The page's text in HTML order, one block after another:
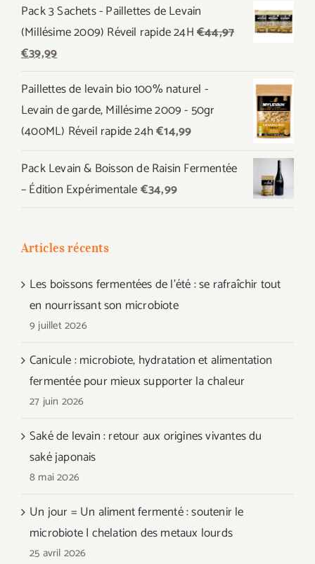
Pack 3 Sachets - Paillettes de Levain
(Millésime 2009) Réveil rapide 24H€44,97
Le
initial
était :
€44,97.
€39,99Le
actuel
est :
€39,99.
Paillettes de levain bio 100% naturel -
Levain de garde, Millésime 2009 - 50gr
(400ML) Réveil rapide 24h€14,99
Pack Levain & Boisson de Raisin Fermentée
– Édition Expérimentale€34,99
Articles récents
Les boissons fermentées de l’été : se rafraîchir tout
en nourrissant son microbiote
9 juillet 2026
Canicule : microbiote, hydratation et alimentation
fermentée pour mieux supporter la chaleur
27 juin 2026
Saké de levain : retour aux origines vivantes du
saké japonais
8 mai 2026
Un jour = Un aliment fermenté : soutenir le
microbiote | chelation des metaux lourds
25 avril 2026